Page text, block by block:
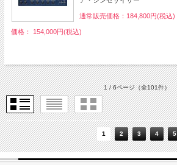
通常販売価格：184,800円(税込)
価格： 154,000円(税込)
1 / 6ページ（全101件）
1 2 3 4 5